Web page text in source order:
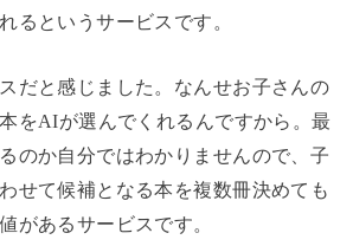
るというサービスです。
だと感じました。なんせお子さんの
をAIが選んでくれるんですから。最
のか自分ではわかりませんので、子
せて候補となる本を複数冊決めても
があるサービスです。